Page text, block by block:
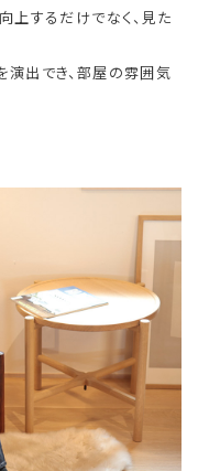
上するだけでなく、見た
出でき、部屋の雰囲気